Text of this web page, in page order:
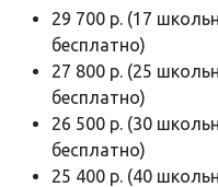
29 700 р. (17
бесплатно)
27 800 р. (25
бесплатно)
26 500 р. (30
бесплатно)
25 400 р. (40